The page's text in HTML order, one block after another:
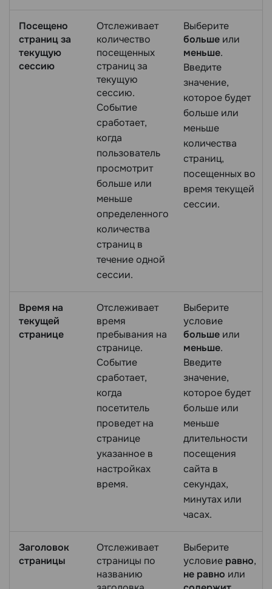
Посещено
страниц за
текущую
сессию
Отслеживает
количество
посещенных
страниц за
текущую
сессию.
Событие
сработает,
когда
пользователь
просмотрит
больше или
меньше
определенного
количества
страниц в
течение одной
сессии.
Выберите
больше или
меньше.
Введите
значение,
которое будет
больше или
меньше
количества
страниц,
посещенных во
время текущей
сессии.
Время на
текущей
странице
Отслеживает
время
пребывания на
странице.
Событие
сработает,
когда
посетитель
проведет на
странице
указанное в
настройках
время.
Выберите
условие
больше или
меньше.
Введите
значение,
которое будет
больше или
меньше
длительности
посещения
сайта в
секундах,
минутах или
часах.
Заголовок
страницы
Отслеживает
страницы по
названию
Выберите
условие равно,
не равно или